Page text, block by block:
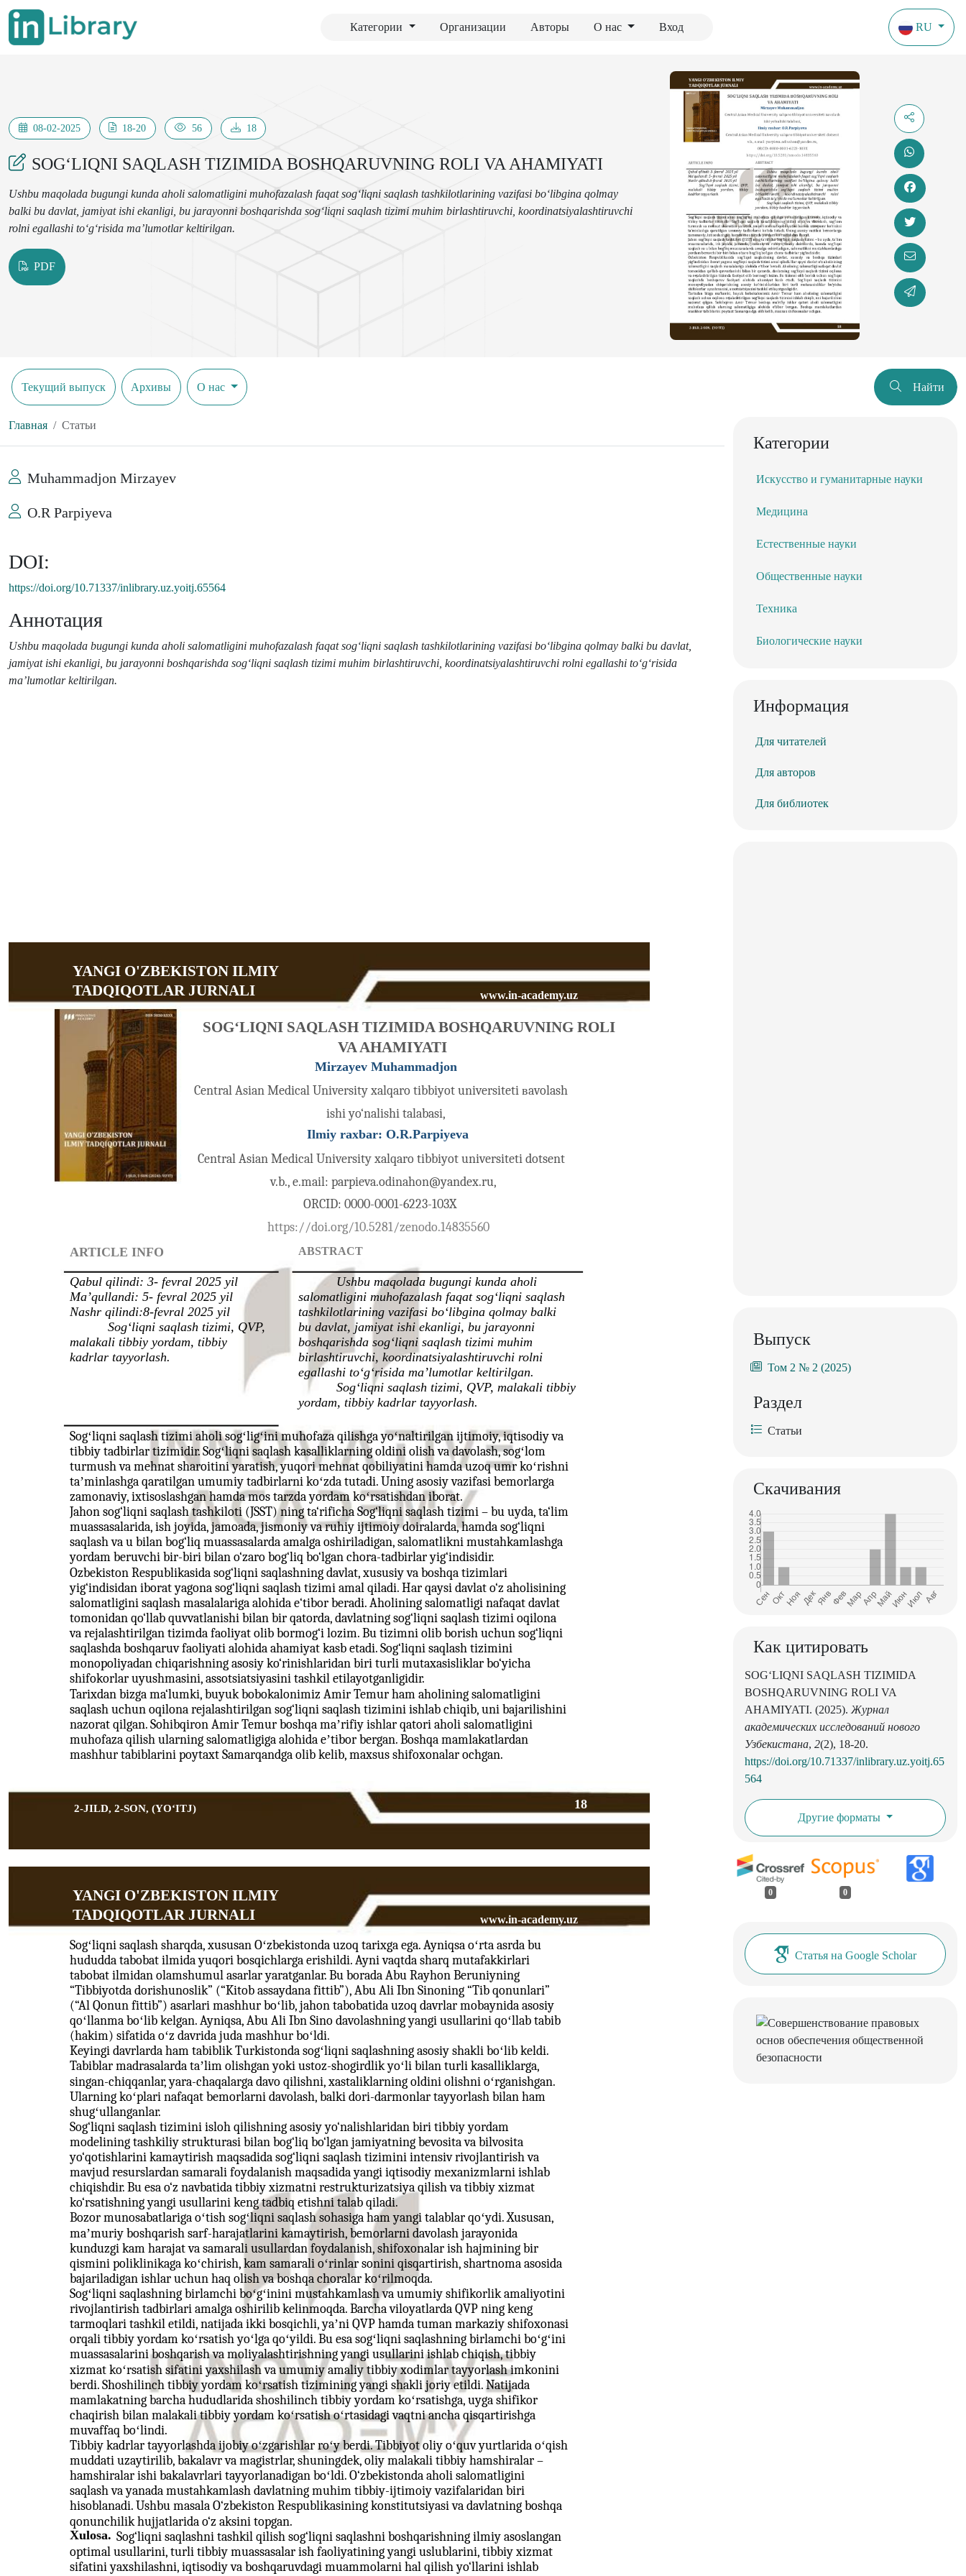
Категории Организации Авторы О нас Вход RU
08-02-2025 18-20 56 18
SOG‘LIQNI SAQLASH TIZIMIDA BOSHQARUVNING ROLI VA AHAMIYATI
Ushbu maqolada bugungi kunda aholi salomatligini muhofazalash faqat sog‘liqni saqlash tashkilotlarining vazifasi bo‘libgina qolmay
balki bu davlat, jamiyat ishi ekanligi, bu jarayonni boshqarishda sog‘liqni saqlash tizimi muhim birlashtiruvchi, koordinatsiyalashtiruvchi
rolni egallashi to‘g‘risida ma’lumotlar keltirilgan.
PDF
Текущий выпуск Архивы О нас Найти
Главная Статьи
Muhammadjon Mirzayev
O.R Parpiyeva
DOI:
https://doi.org/10.71337/inlibrary.uz.yoitj.65564
Аннотация
Ushbu maqolada bugungi kunda aholi salomatligini muhofazalash faqat sog‘liqni saqlash tashkilotlarining vazifasi bo‘libgina qolmay balki bu davlat,
jamiyat ishi ekanligi, bu jarayonni boshqarishda sog‘liqni saqlash tizimi muhim birlashtiruvchi, koordinatsiyalashtiruvchi rolni egallashi to‘g‘risida
ma’lumotlar keltirilgan.
18
YANGI O'ZBEKISTON ILMIY
TADQIQOTLAR JURNALI
www.in-academy.uz
2-JILD, 2-SON, (YOʻITJ)
SOG‘LIQNI SAQLASH TIZIMIDA BOSHQARUVNING ROLI
VA AHAMIYATI
Mirzayev Muhammadjon
Central Asian Medical University xalqaro tibbiyot universiteti вavolash
ishi yo‘nalishi talabasi,
Ilmiy raxbar: O.R.Parpiyeva
Central Asian Medical University xalqaro tibbiyot universiteti dotsent
v.b., e.mail: parpieva.odinahon@yandex.ru,
ORCID: 0000-0001-6223-103X
https://doi.org/10.5281/zenodo.14835560
ARTICLE INFO ABSTRACT
Qabul qilindi: 3- fevral 2025 yil
Ma’qullandi: 5- fevral 2025 yil
Nashr qilindi:8-fevral 2025 yil
Ushbu maqolada bugungi kunda aholi
salomatligini muhofazalash faqat sog‘liqni saqlash
tashkilotlarining vazifasi bo‘libgina qolmay balki
bu davlat, jamiyat ishi ekanligi, bu jarayonni
boshqarishda sog‘liqni saqlash tizimi muhim
birlashtiruvchi, koordinatsiyalashtiruvchi rolni
egallashi to‘g‘risida ma’lumotlar keltirilgan.
Sogʻliqni saqlash tizimi, QVP, malakali tibbiy
yordam, tibbiy kadrlar tayyorlash.
Sogʻliqni saqlash tizimi, QVP,
malakali tibbiy yordam, tibbiy
kadrlar tayyorlash.
Sogʻliqni saqlash tizimi aholi sogʻligʻini muhofaza qilishga yoʻnaltirilgan ijtimoiy, iqtisodiy va
tibbiy tadbirlar tizimidir. Sogʻliqni saqlash kasalliklarning oldini olish va davolash, sogʻlom
turmush va mehnat sharoitini yaratish, yuqori mehnat qobiliyatini hamda uzoq umr koʻrishni
taʼminlashga qaratilgan umumiy tadbirlarni koʻzda tutadi. Uning asosiy vazifasi bemorlarga
zamonaviy, ixtisoslashgan hamda mos tarzda yordam koʻrsatishdan iborat.
Jahon sog‘liqni saqlash tashkiloti (JSST) ning ta‘rificha Sog‘liqni saqlash tizimi – bu uyda, ta‘lim
muassasalarida, ish joyida, jamoada, jismoniy va ruhiy ijtimoiy doiralarda, hamda sog‘liqni
saqlash va u bilan bog‘liq muassasalarda amalga oshiriladigan, salomatlikni mustahkamlashga
yordam beruvchi bir-biri bilan o‘zaro bog‘liq bo‘lgan chora-tadbirlar yig‘indisidir.
Ozbekiston Respublikasida sog‘liqni saqlashning davlat, xususiy va boshqa tizimlari
yig‘indisidan iborat yagona sog‘liqni saqlash tizimi amal qiladi. Har qaysi davlat o‘z aholisining
salomatligini saqlash masalalariga alohida e‘tibor beradi. Aholining salomatligi nafaqat davlat
tomonidan qo‘llab quvvatlanishi bilan bir qatorda, davlatning sog‘liqni saqlash tizimi oqilona
va rejalashtirilgan tizimda faoliyat olib bormog‘i lozim. Bu tizimni olib borish uchun sog‘liqni
saqlashda boshqaruv faoliyati alohida ahamiyat kasb etadi. Sog‘liqni saqlash tizimini
monopoliyadan chiqarishning asosiy ko‘rinishlaridan biri turli mutaxasisliklar bo‘yicha
shifokorlar uyushmasini, assotsiatsiyasini tashkil etilayotganligidir.
Tarixdan bizga ma‘lumki, buyuk bobokalonimiz Amir Temur ham aholining salomatligini
saqlash uchun oqilona rejalashtirilgan sog‘liqni saqlash tizimini ishlab chiqib, uni bajarilishini
nazorat qilgan. Sohibqiron Amir Temur boshqa maʼrifiy ishlar qatori aholi salomatligini
muhofaza qilish ularning salomatligiga alohida eʼtibor bergan. Boshqa mamlakatlardan
mashhur tabiblarini poytaxt Samarqandga olib kelib, maxsus shifoxonalar ochgan.
YANGI O'ZBEKISTON ILMIY
TADQIQOTLAR JURNALI
www.in-academy.uz
Sogʻliqni saqlash sharqda, xususan Oʻzbekistonda uzoq tarixga ega. Ayniqsa oʻrta asrda bu
hududda tabobat ilmida yuqori bosqichlarga erishildi. Ayni vaqtda sharq mutafakkirlari
tabobat ilmidan olamshumul asarlar yaratganlar. Bu borada Abu Rayhon Beruniyning
“Tibbiyotda dorishunoslik” (“Kitob assaydana fittib”), Abu Ali Ibn Sinoning “Tib qonunlari”
(“Al Qonun fittib”) asarlari mashhur boʻlib, jahon tabobatida uzoq davrlar mobaynida asosiy
qoʻllanma boʻlib kelgan. Ayniqsa, Abu Ali Ibn Sino davolashning yangi usullarini qoʻllab tabib
(hakim) sifatida oʻz davrida juda mashhur boʻldi.
Keyingi davrlarda ham tabiblik Turkistonda sogʻliqni saqlashning asosiy shakli boʻlib keldi.
Tabiblar madrasalarda taʼlim olishgan yoki ustoz-shogirdlik yoʻli bilan turli kasalliklarga,
singan-chiqqanlar, yara-chaqalarga davo qilishni, xastaliklarning oldini olishni oʻrganishgan.
Ularning koʻplari nafaqat bemorlarni davolash, balki dori-darmonlar tayyorlash bilan ham
shugʻullanganlar.
Sog‘liqni saqlash tizimini isloh qilishning asosiy yo‘nalishlaridan biri tibbiy yordam
modelining tashkiliy strukturasi bilan bog‘liq bo‘lgan jamiyatning bevosita va bilvosita
yo‘qotishlarini kamaytirish maqsadida sog‘liqni saqlash tizimini intensiv rivojlantirish va
mavjud resurslardan samarali foydalanish maqsadida yangi iqtisodiy mexanizmlarni ishlab
chiqishdir. Bu esa o‘z navbatida tibbiy xizmatni restrukturizatsiya qilish va tibbiy xizmat
ko‘rsatishning yangi usullarini keng tadbiq etishni talab qiladi.
Bozor munosabatlariga oʻtish sogʻliqni saqlash sohasiga ham yangi talablar qoʻydi. Xususan,
maʼmuriy boshqarish sarf-harajatlarini kamaytirish, bemorlarni davolash jarayonida
kunduzgi kam harajat va samarali usullardan foydalanish, shifoxonalar ish hajmining bir
qismini poliklinikaga koʻchirish, kam samarali oʻrinlar sonini qisqartirish, shartnoma asosida
bajariladigan ishlar uchun haq olish va boshqa choralar koʻrilmoqda.
Sogʻliqni saqlashning birlamchi boʻgʻinini mustahkamlash va umumiy shifikorlik amaliyotini
rivojlantirish tadbirlari amalga oshirilib kelinmoqda. Barcha viloyatlarda QVP ning keng
tarmoqlari tashkil etildi, natijada ikki bosqichli, yaʼni QVP hamda tuman markaziy shifoxonasi
orqali tibbiy yordam koʻrsatish yoʻlga qoʻyildi. Bu esa sogʻliqni saqlashning birlamchi boʻgʻini
muassasalarini boshqarish va moliyalashtirishning yangi usullarini ishlab chiqish, tibbiy
xizmat koʻrsatish sifatini yaxshilash va umumiy amaliy tibbiy xodimlar tayyorlash imkonini
berdi. Shoshilinch tibbiy yordam koʻrsatish tizimining yangi shakli joriy etildi. Natijada
mamlakatning barcha hududlarida shoshilinch tibbiy yordam koʻrsatishga, uyga shifikor
chaqirish bilan malakali tibbiy yordam koʻrsatish oʻrtasidagi vaqtni ancha qisqartirishga
muvaffaq boʻlindi.
Tibbiy kadrlar tayyorlashda ijobiy oʻzgarishlar roʻy berdi. Tibbiyot oliy oʻquv yurtlarida oʻqish
muddati uzaytirilib, bakalavr va magistrlar, shuningdek, oliy malakali tibbiy hamshiralar –
hamshiralar ishi bakalavrlari tayyorlanadigan boʻldi. O‘zbekistonda aholi salomatligini
saqlash va yanada mustahkamlash davlatning muhim tibbiy-ijtimoiy vazifalaridan biri
hisoblanadi. Ushbu masala O‘zbekiston Respublikasining konstitutsiyasi va davlatning boshqa
qonunchilik hujjatlarida o‘z aksini topgan.
Xulosa. Sog‘liqni saqlashni tashkil qilish sog‘liqni saqlashni boshqarishning ilmiy asoslangan
optimal usullarini, turli tibbiy muassasalar ish faoliyatining yangi uslublarini, tibbiy xizmat
sifatini yaxshilashni, iqtisodiy va boshqaruvdagi muammolarni hal qilish yo‘llarini ishlab
Категории
Искусство и гуманитарные науки
Медицина
Естественные науки
Общественные науки
Техника
Биологические науки
Информация
Для читателей
Для авторов
Для библиотек
Выпуск
Том 2 № 2 (2025)
Раздел
Статьи
Скачивания
Как цитировать
SOG‘LIQNI SAQLASH TIZIMIDA
BOSHQARUVNING ROLI VA
AHAMIYATI. (2025).Журнал
академических исследований нового
Узбекистана, 2(2), 18-20.
https://doi.org/10.71337/inlibrary.uz.yoitj.65
564
Другие форматы
0 0
Статья на Google Scholar